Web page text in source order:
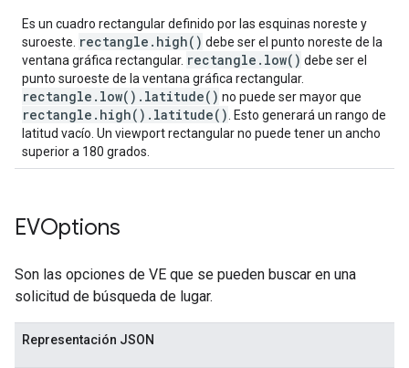
Es un cuadro rectangular definido por las esquinas noreste y
suroeste. rectangle.high() debe ser el punto noreste de la
ventana gráfica rectangular. rectangle.low() debe ser el
punto suroeste de la ventana gráfica rectangular.
rectangle.low().latitude() no puede ser mayor que
rectangle.high().latitude()
. Esto generará un rango de
latitud vacío. Un viewport rectangular no puede tener un ancho
superior a 180 grados.
EVOptions
Son las opciones de VE que se pueden buscar en una
solicitud de búsqueda de lugar.
Representación JSON